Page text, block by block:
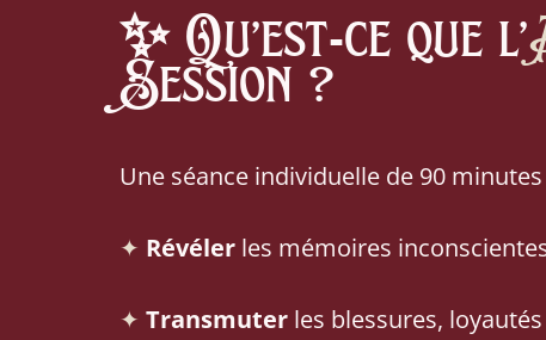
✨Qu’est-ce que l’
Session ?
Une séance individuelle de 90
✦ Révéler les mémoires
✦ Transmuter les blessures,